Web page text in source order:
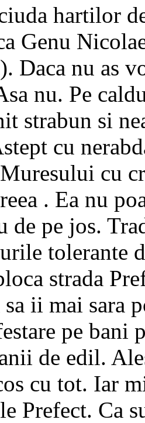
hartilor
Genu
Daca nu as
nu. Pe
strabun si
cu
cu
. Ea nu
de pe jos.
tolerante
strada
ii mai sara
pe bani
de edil.
cu tot. Iar
Prefect. Ca